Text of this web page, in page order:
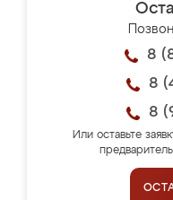
8
8
8
Или оставьте